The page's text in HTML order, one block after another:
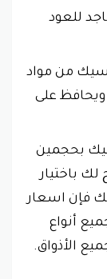
للعود
من مواد
ويحافظ على
بحجمين
يسمح لك باختيار
فإن اسعار
أنواع
الأذواق.